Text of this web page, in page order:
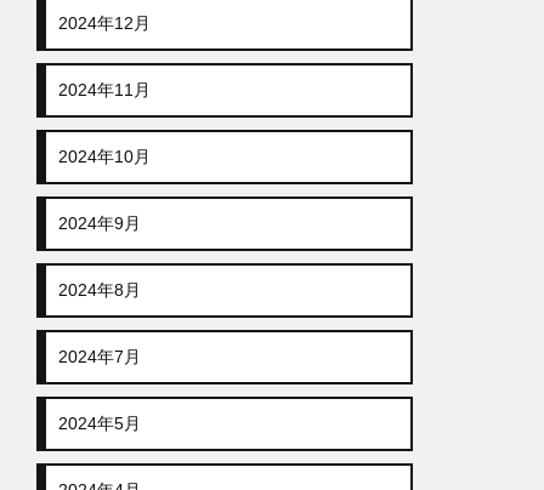
2024年12月
2024年11月
2024年10月
2024年9月
2024年8月
2024年7月
2024年5月